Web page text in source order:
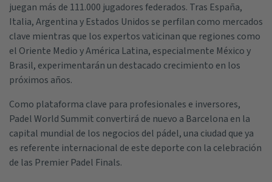
juegan más de 111.000 jugadores federados. Tras España,
Italia, Argentina y Estados Unidos se perfilan como mercados
clave mientras que los expertos vaticinan que regiones como
el Oriente Medio y América Latina, especialmente México y
Brasil, experimentarán un destacado crecimiento en los
próximos años.
Como plataforma clave para profesionales e inversores,
Padel World Summit convertirá de nuevo a Barcelona en la
capital mundial de los negocios del pádel, una ciudad que ya
es referente internacional de este deporte con la celebración
de las Premier Padel Finals.